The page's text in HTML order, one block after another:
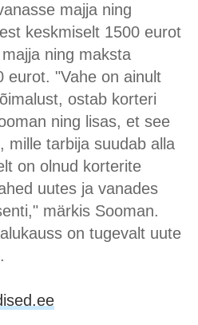
majja ning
keskmiselt 1500 eurot
ning maksta
eurot. "Vahe on ainult
ostab korteri
ning lisas, et see
mille tarbija suudab alla
on olnud korterite
uutes ja vanades
märkis Sooman.
on tugevalt uute